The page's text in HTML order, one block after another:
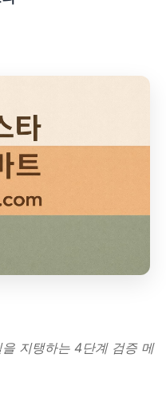
지탱하는 4단계 검증 메